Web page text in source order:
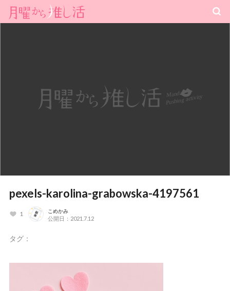
pexels-karolina-grabowska-4197561
1 こめかみ
公開日：2021.7.12
タグ：